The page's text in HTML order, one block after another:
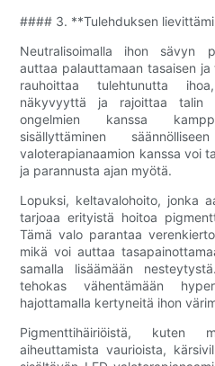
#### 3. **Tulehduksen
Neutralisoimalla ihon sävyn
auttaa palauttamaan tasaisen
rauhoittaa tulehtunutta
näkyvyyttä ja rajoittaa talin
ongelmien kanssa
sisällyttäminen
valoterapianaamion kanssa voi
ja parannusta ajan myötä.
Lopuksi, keltavalohoito, jonka
tarjoaa erityistä hoitoa
Tämä valo parantaa
mikä voi auttaa
samalla lisäämään
tehokas vähentämään
hajottamalla kertyneitä ihon
Pigmenttihäiriöistä, kuten
aiheuttamista vaurioista,